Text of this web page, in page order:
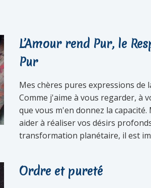
L’Amour rend Pur, le
Pur
Mes chères pures expressions de
Comme j'aime à vous regarder, à
que vous m'en donnez la
aider à réaliser vos désirs
transformation planétaire, il est
Ordre et pureté